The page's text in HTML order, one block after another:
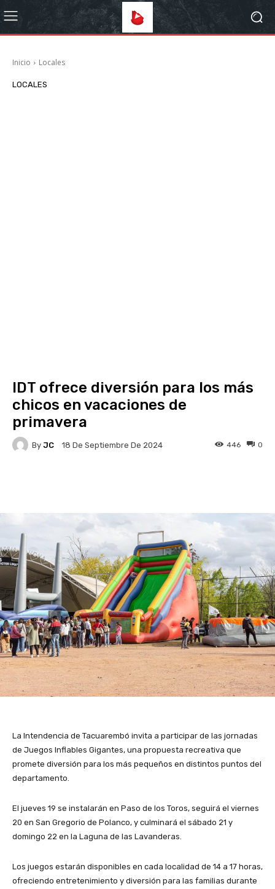
Inicio Locales
LOCALES
IDT ofrece diversión para los más
chicos en vacaciones de
primavera
By JC 18 De Septiembre De 2024 0
446
La Intendencia de Tacuarembó invita a participar de las jornadas
de Juegos Inflables Gigantes, una propuesta recreativa que
promete diversión para los más pequeños en distintos puntos del
departamento.
El jueves 19 se instalarán en Paso de los Toros, seguirá el viernes
20 en San Gregorio de Polanco, y culminará el sábado 21 y
domingo 22 en la Laguna de las Lavanderas.
Los juegos estarán disponibles en cada localidad de 14 a 17 horas,
ofreciendo entretenimiento y diversión para las familias durante